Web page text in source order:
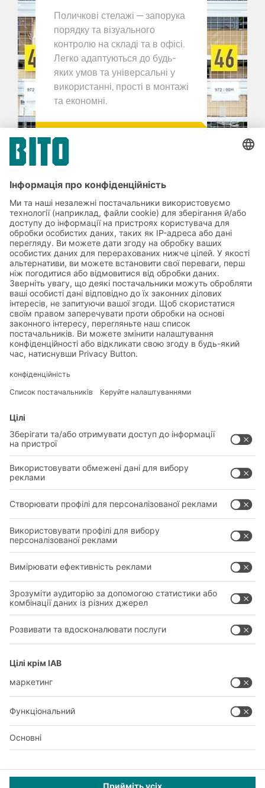
Поличкові стелажі — запорука
порядку та візуального
контролю на складі та в офісі.
Легко адаптуються до будь-
яких умов та універсальні у
використанні, прості в монтажі
та економні.
НАШІ РІШЕННЯ
Ми змогли переконати Вас?
Тоді будемо раді Вашому запиту:
+380 67 395 32 62
ВІДІСЛАТИ ЗАПИТ
РІШЕННЯ
СИСТЕМИ
ГАЛУЗІ
ОБСЛУГОВУВАННЯ
КОНСУЛЬТАЦІЇ ТА ПОСЛУГИ
ПРАВОВИЙ
ПОЛІТИКА КОНФІДЕНЦІЙНОСТІ
КОНТАКТИ ГОЛОВНОГО ОФІСУ
НАЛАШТУВАННЯ ПРИВАТНОСТІ
Ексклюзивна пропозиція для клієнтів з промисловості,
торгівлі, комерції та незалежних професій для фрілансу,
професійного та комерційного використання.
© 2026 BITO-Lagertechnik Bittmann GmbH |Design & Realization+ |